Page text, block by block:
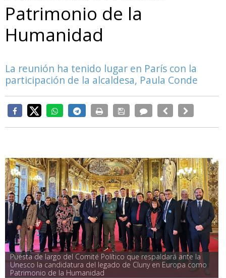
Patrimonio de la
Humanidad
La reunión ha tenido lugar en París con la
participación de la alcaldesa, Paula Conde
Puesta de largo del Comité Político que respaldará ante la
Unesco la candidatura del legado de Cluny en Europa como
Patrimonio de la Humanidad